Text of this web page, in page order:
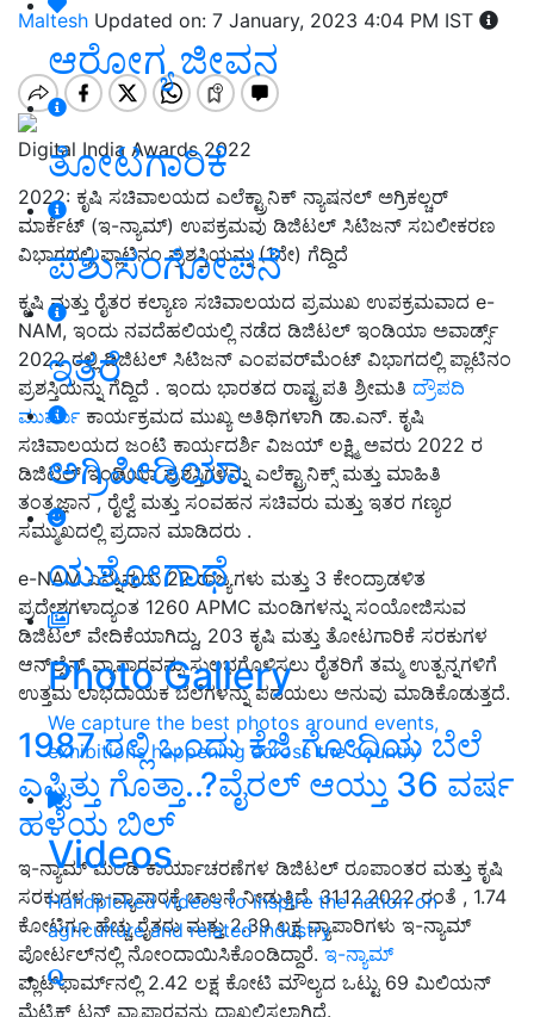
ಆರೋಗ್ಯ ಜೀವನ
ತೋಟಗಾರಿಕೆ
ಪಶುಸಂಗೋಪನೆ
ಇತರೆ
ಅಗ್ರಿಪೀಡಿಯಾ
ಯಶೋಗಾಥೆ
Photo Gallery
We capture the best photos around events,
exhibitions happening across the country
Videos
Handpicked videos to inspire the nation on
agriculture and related industry
Maltesh Updated on: 7 January, 2023 4:04 PM IST
Digital India Awards 2022
2022: ಕೃಷಿ ಸಚಿವಾಲಯದ ಎಲೆಕ್ಟ್ರಾನಿಕ್ ನ್ಯಾಷನಲ್ ಅಗ್ರಿಕಲ್ಚರ್
ಮಾರ್ಕೆಟ್ (ಇ-ನ್ಯಾಮ್) ಉಪಕ್ರಮವು ಡಿಜಿಟಲ್ ಸಿಟಿಜನ್ ಸಬಲೀಕರಣ
ವಿಭಾಗದಲ್ಲಿ ಪ್ಲಾಟಿನಂ ಪ್ರಶಸ್ತಿಯನ್ನು (1ನೇ) ಗೆದ್ದಿದೆ
ಕೃಷಿ ಮತ್ತು ರೈತರ ಕಲ್ಯಾಣ ಸಚಿವಾಲಯದ ಪ್ರಮುಖ ಉಪಕ್ರಮವಾದ e-
NAM, ಇಂದು ನವದೆಹಲಿಯಲ್ಲಿ ನಡೆದ ಡಿಜಿಟಲ್ ಇಂಡಿಯಾ ಅವಾರ್ಡ್ಸ್
2022 ರಲ್ಲಿ ಡಿಜಿಟಲ್ ಸಿಟಿಜನ್ ಎಂಪವರ್‌ಮೆಂಟ್ ವಿಭಾಗದಲ್ಲಿ ಪ್ಲಾಟಿನಂ
ಪ್ರಶಸ್ತಿಯನ್ನು ಗೆದ್ದಿದೆ . ಇಂದು ಭಾರತದ ರಾಷ್ಟ್ರಪತಿ ಶ್ರೀಮತಿ ದ್ರೌಪದಿ
ಮುರ್ಮು ಕಾರ್ಯಕ್ರಮದ ಮುಖ್ಯ ಅತಿಥಿಗಳಾಗಿ ಡಾ.ಎನ್. ಕೃಷಿ
ಸಚಿವಾಲಯದ ಜಂಟಿ ಕಾರ್ಯದರ್ಶಿ ವಿಜಯ್ ಲಕ್ಷ್ಮಿ ಅವರು 2022 ರ
ಡಿಜಿಟಲ್ ಇಂಡಿಯಾ ಪ್ರಶಸ್ತಿಗಳನ್ನು ಎಲೆಕ್ಟ್ರಾನಿಕ್ಸ್ ಮತ್ತು ಮಾಹಿತಿ
ತಂತ್ರಜ್ಞಾನ , ರೈಲ್ವೆ ಮತ್ತು ಸಂವಹನ ಸಚಿವರು ಮತ್ತು ಇತರ ಗಣ್ಯರ
ಸಮ್ಮುಖದಲ್ಲಿ ಪ್ರದಾನ ಮಾಡಿದರು .
e-NAM ಎನ್ನುವುದು 22 ರಾಜ್ಯಗಳು ಮತ್ತು 3 ಕೇಂದ್ರಾಡಳಿತ
ಪ್ರದೇಶಗಳಾದ್ಯಂತ 1260 APMC ಮಂಡಿಗಳನ್ನು ಸಂಯೋಜಿಸುವ
ಡಿಜಿಟಲ್ ವೇದಿಕೆಯಾಗಿದ್ದು, 203 ಕೃಷಿ ಮತ್ತು ತೋಟಗಾರಿಕೆ ಸರಕುಗಳ
ಆನ್‌ಲೈನ್ ವ್ಯಾಪಾರವನ್ನು ಸುಲಭಗೊಳಿಸಲು ರೈತರಿಗೆ ತಮ್ಮ ಉತ್ಪನ್ನಗಳಿಗೆ
ಉತ್ತಮ ಲಾಭದಾಯಕ ಬೆಲೆಗಳನ್ನು ಪಡೆಯಲು ಅನುವು ಮಾಡಿಕೊಡುತ್ತದೆ.
1987 ರಲ್ಲಿ ಒಂದು ಕೆಜಿ ಗೋಧಿಯ ಬೆಲೆ
ಎಷ್ಟಿತ್ತು ಗೊತ್ತಾ..?ವೈರಲ್‌ ಆಯ್ತು 36 ವರ್ಷ
ಹಳೆಯ ಬಿಲ್‌
ಇ-ನ್ಯಾಮ್ ಮಂಡಿ ಕಾರ್ಯಾಚರಣೆಗಳ ಡಿಜಿಟಲ್ ರೂಪಾಂತರ ಮತ್ತು ಕೃಷಿ
ಸರಕುಗಳ ಇ-ವ್ಯಾಪಾರಕ್ಕೆ ಚಾಲನೆ ನೀಡುತ್ತಿದೆ. 31.12.2022 ರಂತೆ , 1.74
ಕೋಟಿಗೂ ಹೆಚ್ಚು ರೈತರು ಮತ್ತು 2.39 ಲಕ್ಷ ವ್ಯಾಪಾರಿಗಳು ಇ-ನ್ಯಾಮ್
ಪೋರ್ಟಲ್‌ನಲ್ಲಿ ನೋಂದಾಯಿಸಿಕೊಂಡಿದ್ದಾರೆ. ಇ-ನ್ಯಾಮ್
ಪ್ಲಾಟ್‌ಫಾರ್ಮ್‌ನಲ್ಲಿ 2.42 ಲಕ್ಷ ಕೋಟಿ ಮೌಲ್ಯದ ಒಟ್ಟು 69 ಮಿಲಿಯನ್
ಮೆಟ್ರಿಕ್ ಟನ್ ವ್ಯಾಪಾರವನ್ನು ದಾಖಲಿಸಲಾಗಿದೆ.